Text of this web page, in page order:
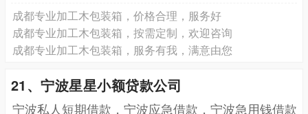
成都专业加工木包装箱，价格合理，服务好
成都专业加工木包装箱，按需定制，欢迎咨询
成都专业加工木包装箱，服务有我，满意由您
21、宁波星星小额贷款公司
宁波私人短期借款，宁波应急借款，宁波急用钱借款